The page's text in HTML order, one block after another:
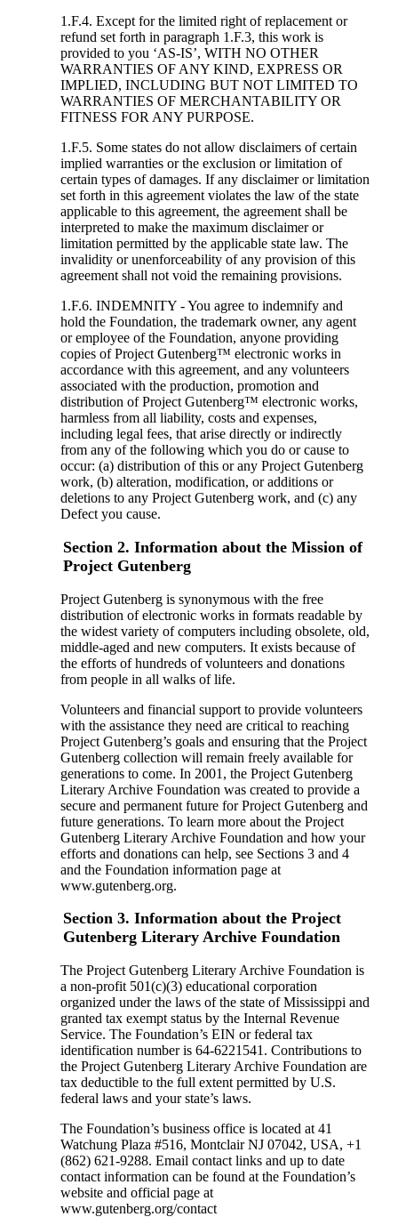
1.F.4. Except for the limited right of replacement or
refund set forth in paragraph 1.F.3, this work is
provided to you ‘AS-IS’, WITH NO OTHER
WARRANTIES OF ANY KIND, EXPRESS OR
IMPLIED, INCLUDING BUT NOT LIMITED TO
WARRANTIES OF MERCHANTABILITY OR
FITNESS FOR ANY PURPOSE.
1.F.5. Some states do not allow disclaimers of certain
implied warranties or the exclusion or limitation of
certain types of damages. If any disclaimer or limitation
set forth in this agreement violates the law of the state
applicable to this agreement, the agreement shall be
interpreted to make the maximum disclaimer or
limitation permitted by the applicable state law. The
invalidity or unenforceability of any provision of this
agreement shall not void the remaining provisions.
1.F.6. INDEMNITY - You agree to indemnify and
hold the Foundation, the trademark owner, any agent
or employee of the Foundation, anyone providing
copies of Project Gutenberg™ electronic works in
accordance with this agreement, and any volunteers
associated with the production, promotion and
distribution of Project Gutenberg™ electronic works,
harmless from all liability, costs and expenses,
including legal fees, that arise directly or indirectly
from any of the following which you do or cause to
occur: (a) distribution of this or any Project Gutenberg
work, (b) alteration, modification, or additions or
deletions to any Project Gutenberg work, and (c) any
Defect you cause.
Section 2. Information about the Mission of
Project Gutenberg
Project Gutenberg is synonymous with the free
distribution of electronic works in formats readable by
the widest variety of computers including obsolete, old,
middle-aged and new computers. It exists because of
the efforts of hundreds of volunteers and donations
from people in all walks of life.
Volunteers and financial support to provide volunteers
with the assistance they need are critical to reaching
Project Gutenberg’s goals and ensuring that the Project
Gutenberg collection will remain freely available for
generations to come. In 2001, the Project Gutenberg
Literary Archive Foundation was created to provide a
secure and permanent future for Project Gutenberg and
future generations. To learn more about the Project
Gutenberg Literary Archive Foundation and how your
efforts and donations can help, see Sections 3 and 4
and the Foundation information page at
www.gutenberg.org.
Section 3. Information about the Project
Gutenberg Literary Archive Foundation
The Project Gutenberg Literary Archive Foundation is
a non-profit 501(c)(3) educational corporation
organized under the laws of the state of Mississippi and
granted tax exempt status by the Internal Revenue
Service. The Foundation’s EIN or federal tax
identification number is 64-6221541. Contributions to
the Project Gutenberg Literary Archive Foundation are
tax deductible to the full extent permitted by U.S.
federal laws and your state’s laws.
The Foundation’s business office is located at 41
Watchung Plaza #516, Montclair NJ 07042, USA, +1
(862) 621-9288. Email contact links and up to date
contact information can be found at the Foundation’s
website and official page at
www.gutenberg.org/contact